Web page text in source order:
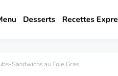
Desserts Recettes
Sandwichs au Foie Gras